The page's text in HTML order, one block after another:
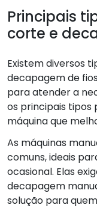
Principais
corte e
Existem diversos
decapagem de
para atender a
os principais tipos
máquina que
As máquinas
comuns, ideais
ocasional. Elas
decapagem
solução para